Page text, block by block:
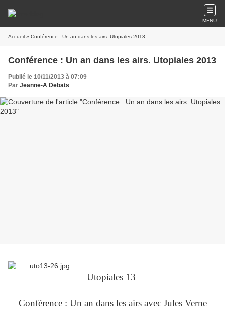
MENU
Accueil » Conférence : Un an dans les airs. Utopiales 2013
Conférence : Un an dans les airs. Utopiales 2013
Publié le 10/11/2013 à 07:09
Par Jeanne-A Debats
Utopiales 13
Conférence : Un an dans les airs avec Jules Verne